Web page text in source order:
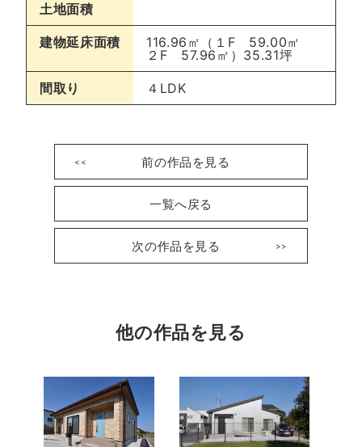
土地面積
建物延床面積
116.96㎡（１F 59.00㎡
２F 57.96㎡）35.31坪
間取り ４LDK
前の作品を見る
一覧へ戻る
次の作品を見る
他の作品を見る